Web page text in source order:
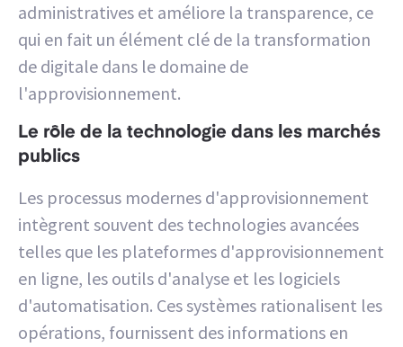
administratives et améliore la transparence, ce
qui en fait un élément clé de la transformation
de digitale dans le domaine de
l'approvisionnement.
Le rôle de la technologie dans les marchés
publics
Les processus modernes d'approvisionnement
intègrent souvent des technologies avancées
telles que les plateformes d'approvisionnement
en ligne, les outils d'analyse et les logiciels
d'automatisation. Ces systèmes rationalisent les
opérations, fournissent des informations en